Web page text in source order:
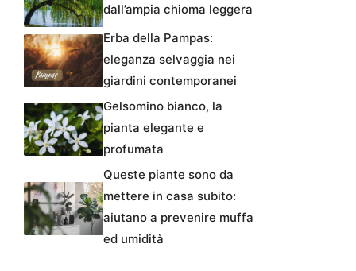
dall’ampia chioma leggera
Erba della Pampas:
eleganza selvaggia nei
giardini contemporanei
Gelsomino bianco, la
pianta elegante e
profumata
Queste piante sono da
mettere in casa subito:
aiutano a prevenire muffa
ed umidità